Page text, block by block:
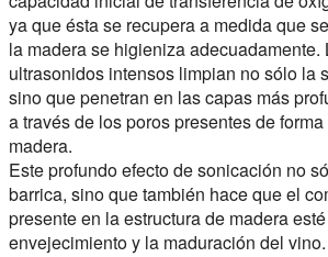
ya que ésta se recupera a medida que
la madera se higieniza adecuadamente.
ultrasonidos intensos limpian no sólo la
sino que penetran en las capas más
a través de los poros presentes de
madera.
Este profundo efecto de sonicación no
barrica, sino que también hace que el
presente en la estructura de madera
envejecimiento y la maduración del vino.